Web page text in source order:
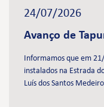
24/07/2026
Avanço de
Informamos que em
instalados na Estrada
Luís dos Santos